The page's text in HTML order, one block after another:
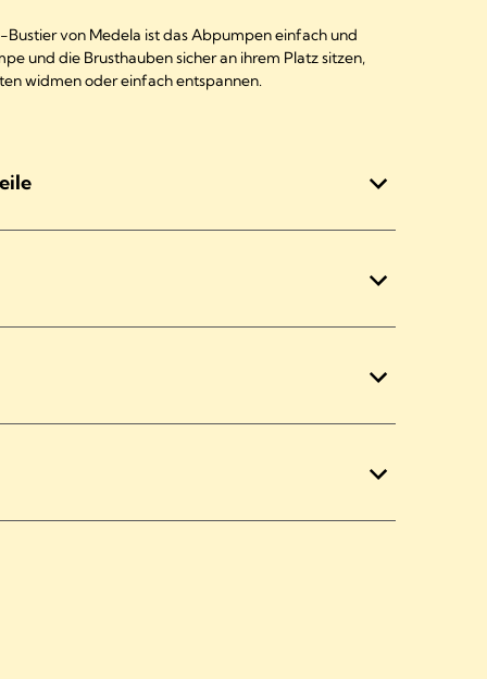
von Medela ist das Abpumpen einfach und
und die Brusthauben sicher an ihrem Platz sitzen,
widmen oder einfach entspannen.